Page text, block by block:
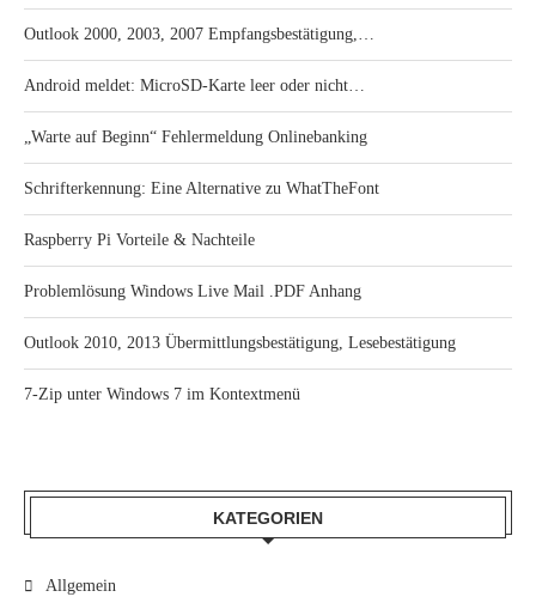
Outlook 2000, 2003, 2007 Empfangsbestätigung,…
Android meldet: MicroSD-Karte leer oder nicht…
„Warte auf Beginn“ Fehlermeldung Onlinebanking
Schrifterkennung: Eine Alternative zu WhatTheFont
Raspberry Pi Vorteile & Nachteile
Problemlösung Windows Live Mail .PDF Anhang
Outlook 2010, 2013 Übermittlungsbestätigung, Lesebestätigung
7-Zip unter Windows 7 im Kontextmenü
KATEGORIEN
Allgemein